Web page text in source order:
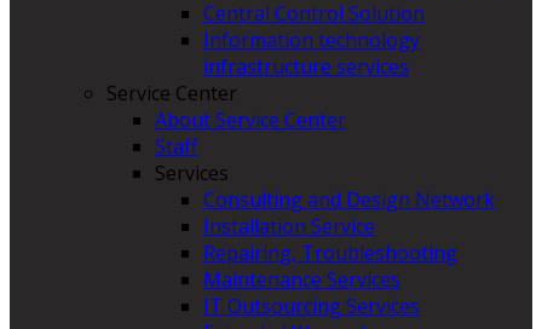
Central Control Solution
Information technology
infrastructure services
Service Center
About Service Center
Staff
Services
Consulting and Design Network
Installation Service
Repairing, Troubleshooting
Maintenance Services
IT Outsourcing Services